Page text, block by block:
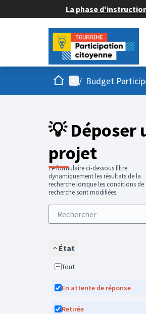
La phase
AccueilMenu principal
/ Budget
💡 Déposer
projet
Le formulaire ci-dessous filtre
dynamiquement les résultats de la
recherche lorsque les conditions de
recherche sont modifiées.
État
Tout
En attente de réponse
Retirée